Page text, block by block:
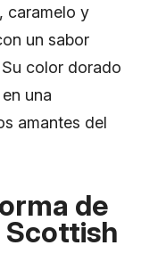
caramelo y
un sabor
color dorado
una
amantes del
de